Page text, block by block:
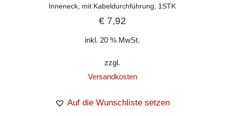
Inneneck, mit Kabeldurchführung, 1STK
€7,92
inkl. 20 % MwSt.
zzgl.
Versandkosten
Auf die Wunschliste setzen